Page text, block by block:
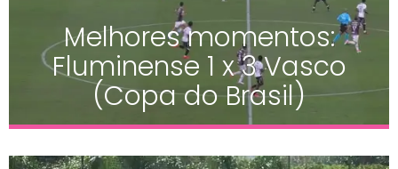
Melhores momentos:
Fluminense 1 x 3 Vasco
(Copa do Brasil)